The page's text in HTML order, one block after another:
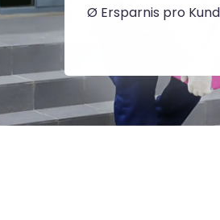
Ø Ersparnis pro